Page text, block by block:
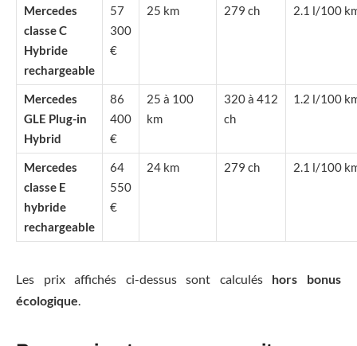
Mercedes
classe C
Hybride
rechargeable
57
300
€
25 km 279 ch 2.1 l/100
Mercedes
GLE Plug-in
Hybrid
86
400
€
25 à 100
km
320 à 412
ch
1.2 l/100
Mercedes
classe E
hybride
rechargeable
64
550
€
24 km 279 ch 2.1 l/100
Les prix affichés ci-dessus sont calculés hors bonus
écologique.